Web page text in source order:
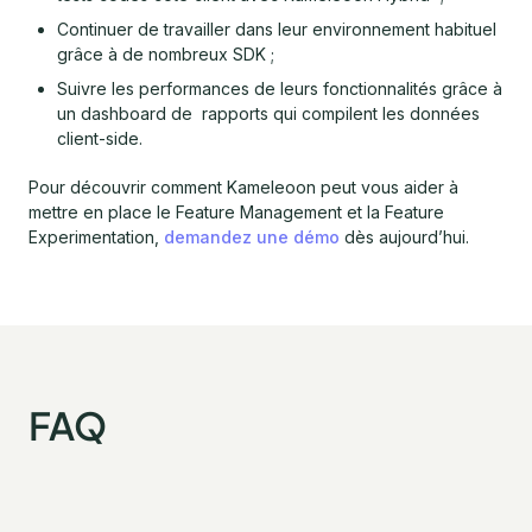
Continuer de travailler dans leur environnement habituel
grâce à de nombreux SDK ;
Suivre les performances de leurs fonctionnalités grâce à
un dashboard de rapports qui compilent les données
client-side.
Pour découvrir comment Kameleoon peut vous aider à
mettre en place le Feature Management et la Feature
Experimentation, demandez une démo dès aujourd’hui.
FAQ